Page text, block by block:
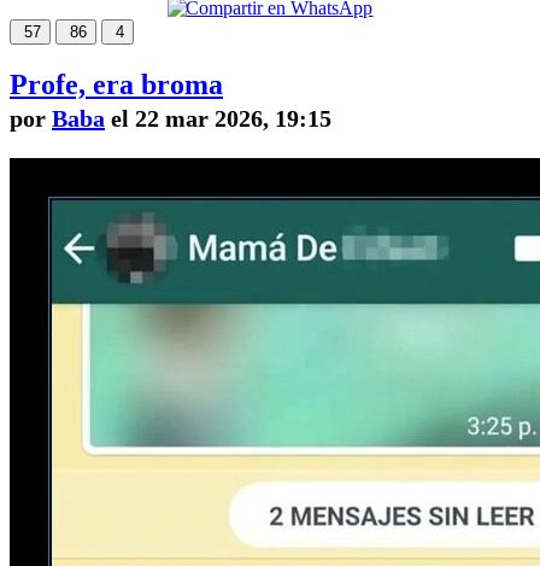
57 86 4
Profe, era broma
por Baba el 22 mar 2026, 19:15